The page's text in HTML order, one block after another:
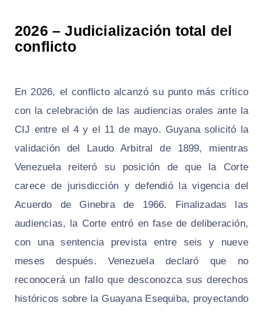
2026 – Judicialización total del
conflicto
En 2026, el conflicto alcanzó su punto más crítico
con la celebración de las audiencias orales ante la
CIJ entre el 4 y el 11 de mayo. Guyana solicitó la
validación del Laudo Arbitral de 1899, mientras
Venezuela reiteró su posición de que la Corte
carece de jurisdicción y defendió la vigencia del
Acuerdo de Ginebra de 1966. Finalizadas las
audiencias, la Corte entró en fase de deliberación,
con una sentencia prevista entre seis y nueve
meses después. Venezuela declaró que no
reconocerá un fallo que desconozca sus derechos
históricos sobre la Guayana Esequiba, proyectando